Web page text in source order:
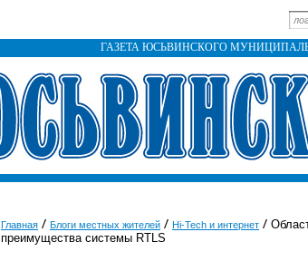
ГАЗЕТА ЮСЬВИНСКОГО
Главная Блоги местных жителей Hi-Tech и интернет
преимущества системы RTLS